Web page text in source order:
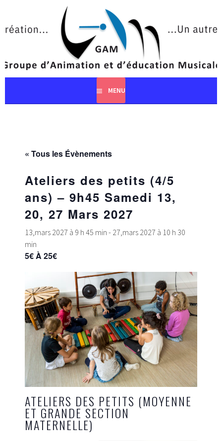
contenu
MENU
« Tous les Évènements
Ateliers des petits (4/5
ans) – 9h45 Samedi 13,
20, 27 Mars 2027
13,mars 2027 à 9 h 45 min - 27,mars 2027 à 10 h 30
min
5€ À 25€
ATELIERS DES PETITS (MOYENNE
ET GRANDE SECTION
MATERNELLE)